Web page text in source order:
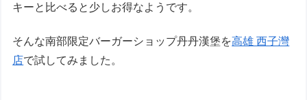
キーと比べると少しお得なようです。
そんな南部限定バーガーショップ丹丹漢堡を高雄 西子灣
店で試してみました。